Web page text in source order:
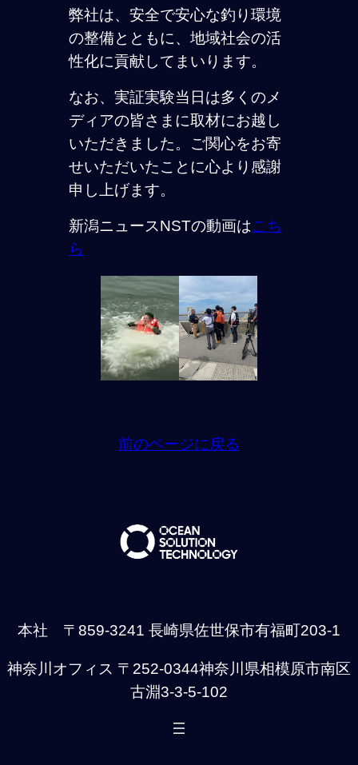
弊社は、安全で安心な釣り環境
の整備とともに、地域社会の活
性化に貢献してまいります。
なお、実証実験当日は多くのメ
ディアの皆さまに取材にお越し
いただきました。ご関心をお寄
せいただいたことに心より感謝
申し上げます。
新潟ニュースNSTの動画はこち
ら
前のページに戻る
本社 〒859-3241 長崎県佐世保市有福町203-1
神奈川オフィス 〒252-0344神奈川県相模原市南区
古淵3-3-5-102